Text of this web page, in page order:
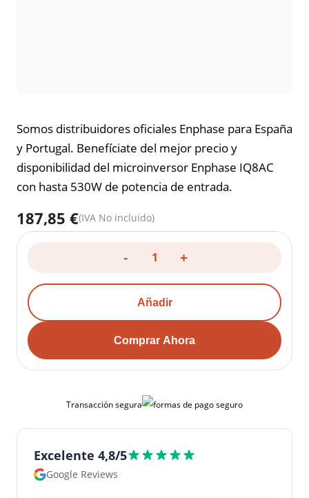
Somos distribuidores oficiales Enphase para España
y Portugal. Benefíciate del mejor precio y
disponibilidad del microinversor Enphase IQ8AC
con hasta 530W de potencia de entrada.
187,85 €(IVA No incluido)
- +
Añadir
Comprar Ahora
Transacción segura
Excelente 4,8/5
Google Reviews